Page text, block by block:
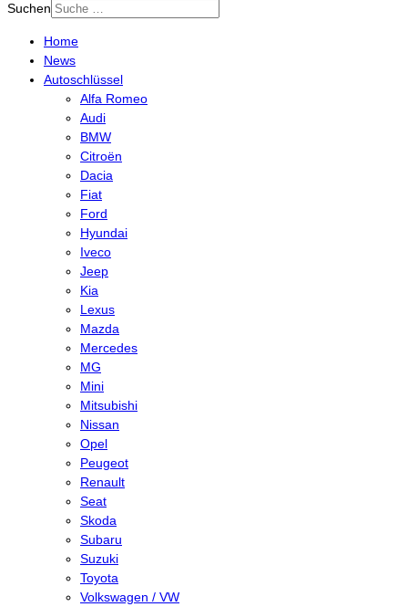
Suchen
Home
News
Autoschlüssel
Alfa Romeo
Audi
BMW
Citroën
Dacia
Fiat
Ford
Hyundai
Iveco
Jeep
Kia
Lexus
Mazda
Mercedes
MG
Mini
Mitsubishi
Nissan
Opel
Peugeot
Renault
Seat
Skoda
Subaru
Suzuki
Toyota
Volkswagen / VW